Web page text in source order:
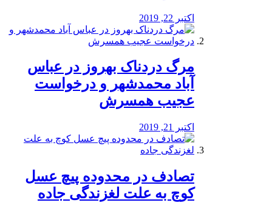
اکتبر 22, 2019
مرگ دردناک بهروز در عباس
آباد محمدشهر و درخواست
عجیب همسرش
اکتبر 21, 2019
تصادف در محدوده پیچ عسل
کوچ به علت لغزندگی جاده